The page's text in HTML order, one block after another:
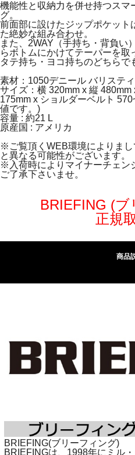
機能性と収納力を併せ持つスマ
グ。
前面部に設けたジップポケット
た絶妙な組み合わせ。
また、2WAY（手持ち・背負い
らボトムにかけてテーパーを
タテ持ち・ヨコ持ちのどちらで
素材：1050デニール バリステ
サイズ：横 320mm x 縦
175mm x ショルダーベルト
値です。)
容量 : 約21 L
原産国 : アメリカ
※ご覧頂くWEB環境によりま
と異なる可能性がございます。
※入荷時によりマイナーチェン
ご了承下さいませ。
BRIEFING (
正規
商品
BRIEFING(ブリーフィング)
BRIEFINGは、1998年にミル